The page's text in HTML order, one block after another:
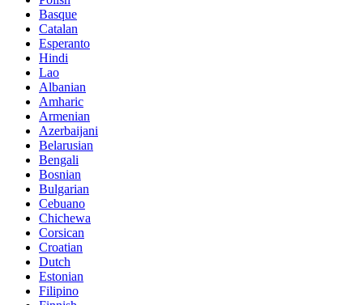
Basque
Catalan
Esperanto
Hindi
Lao
Albanian
Amharic
Armenian
Azerbaijani
Belarusian
Bengali
Bosnian
Bulgarian
Cebuano
Chichewa
Corsican
Croatian
Dutch
Estonian
Filipino